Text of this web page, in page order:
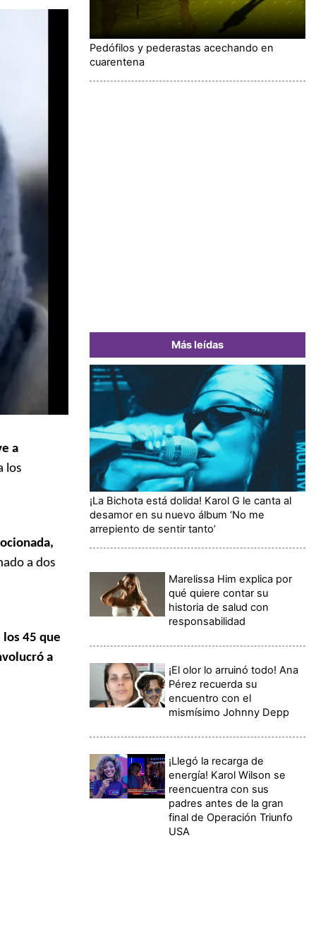
a
los
a dos
los 45 que
a
Pedófilos y pederastas acechando en
cuarentena
Más leídas
¡La Bichota está dolida! Karol G le canta al
desamor en su nuevo álbum ‘No me
arrepiento de sentir tanto’
Marelissa Him explica por
qué quiere contar su
historia de salud con
responsabilidad
¡El olor lo arruinó todo! Ana
Pérez recuerda su
encuentro con el
mismísimo Johnny Depp
¡Llegó la recarga de
energía! Karol Wilson se
reencuentra con sus
padres antes de la gran
final de Operación Triunfo
USA